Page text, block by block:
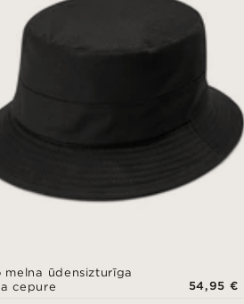
melna ūdensizturīga
cepure
54,95 €